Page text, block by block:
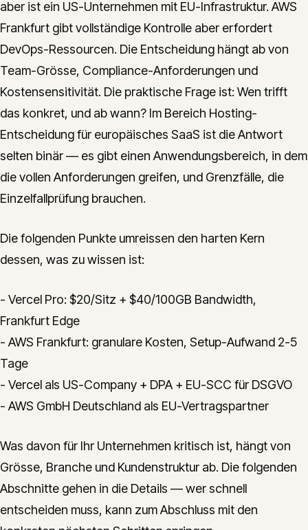
aber ist ein US-Unternehmen mit EU-Infrastruktur. AWS
Frankfurt gibt vollständige Kontrolle aber erfordert
DevOps-Ressourcen. Die Entscheidung hängt ab von
Team-Grösse, Compliance-Anforderungen und
Kostensensitivität. Die praktische Frage ist: Wen trifft
das konkret, und ab wann? Im Bereich Hosting-
Entscheidung für europäisches SaaS ist die Antwort
selten binär — es gibt einen Anwendungsbereich, in dem
die vollen Anforderungen greifen, und Grenzfälle, die
Einzelfallprüfung brauchen.
Die folgenden Punkte umreissen den harten Kern
dessen, was zu wissen ist:
- Vercel Pro: $20/Sitz + $40/100GB Bandwidth,
Frankfurt Edge
- AWS Frankfurt: granulare Kosten, Setup-Aufwand 2-5
Tage
- Vercel als US-Company + DPA + EU-SCC für DSGVO
- AWS GmbH Deutschland als EU-Vertragspartner
Was davon für Ihr Unternehmen kritisch ist, hängt von
Grösse, Branche und Kundenstruktur ab. Die folgenden
Abschnitte gehen in die Details — wer schnell
entscheiden muss, kann zum Abschluss mit den